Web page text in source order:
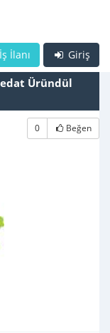
Giriş
İlanı
Üründül
0 Beğen